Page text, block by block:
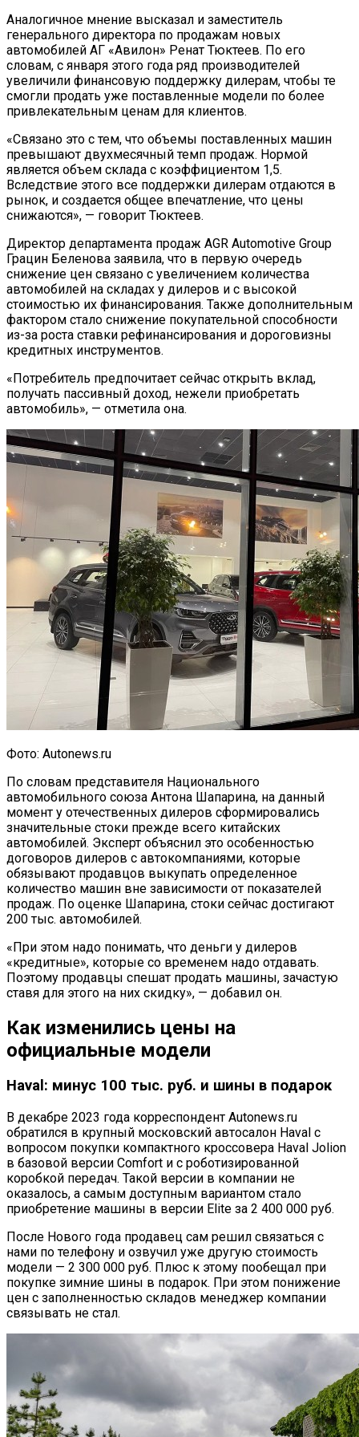
Аналогичное мнение высказал и заместитель
генерального директора по продажам новых
автомобилей АГ «Авилон» Ренат Тюктеев. По его
словам, c января этого года ряд производителей
увеличили финансовую поддержку дилерам, чтобы те
смогли продать уже поставленные модели по более
привлекательным ценам для клиентов.
«Связано это с тем, что объемы поставленных машин
превышают двухмесячный темп продаж. Нормой
является объем склада с коэффициентом 1,5.
Вследствие этого все поддержки дилерам отдаются в
рынок, и создается общее впечатление, что цены
снижаются», — говорит Тюктеев.
Директор департамента продаж AGR Automotive Group
Грацин Беленова заявила, что в первую очередь
снижение цен связано с увеличением количества
автомобилей на складах у дилеров и с высокой
стоимостью их финансирования. Также дополнительным
фактором стало снижение покупательной способности
из-за роста ставки рефинансирования и дороговизны
кредитных инструментов.
«Потребитель предпочитает сейчас открыть вклад,
получать пассивный доход, нежели приобретать
автомобиль», — отметила она.
Фото: Autonews.ru
По словам представителя Национального
автомобильного союза Антона Шапарина, на данный
момент у отечественных дилеров сформировались
значительные стоки прежде всего китайских
автомобилей. Эксперт объяснил это особенностью
договоров дилеров с автокомпаниями, которые
обязывают продавцов выкупать определенное
количество машин вне зависимости от показателей
продаж. По оценке Шапарина, стоки сейчас достигают
200 тыс. автомобилей.
«При этом надо понимать, что деньги у дилеров
«кредитные», которые со временем надо отдавать.
Поэтому продавцы спешат продать машины, зачастую
ставя для этого на них скидку», — добавил он.
Как изменились цены на
официальные модели
Haval: минус 100 тыс. руб. и шины в подарок
В декабре 2023 года корреспондент Autonews.ru
обратился в крупный московский автосалон Haval с
вопросом покупки компактного кроссовера Haval Jolion
в базовой версии Comfort и с роботизированной
коробкой передач. Такой версии в компании не
оказалось, а самым доступным вариантом стало
приобретение машины в версии Elite за 2 400 000 руб.
После Нового года продавец сам решил связаться с
нами по телефону и озвучил уже другую стоимость
модели — 2 300 000 руб. Плюс к этому пообещал при
покупке зимние шины в подарок. При этом понижение
цен с заполненностью складов менеджер компании
связывать не стал.